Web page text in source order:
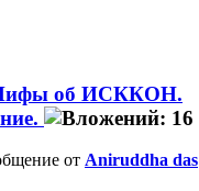
об ИСККОН.
от Aniruddha das